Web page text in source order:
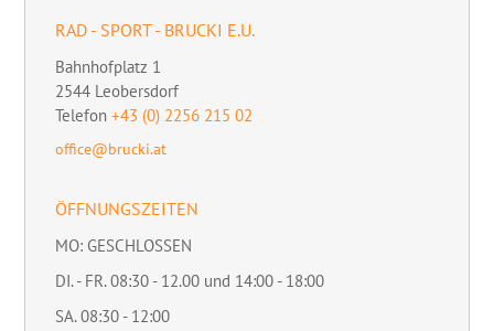
RAD - SPORT - BRUCKI E.U.
Bahnhofplatz 1
2544 Leobersdorf
Telefon +43 (0) 2256 215 02
office@brucki.at
ÖFFNUNGSZEITEN
MO: GESCHLOSSEN
DI. - FR. 08:30 - 12.00 und 14:00 - 18:00
SA. 08:30 - 12:00